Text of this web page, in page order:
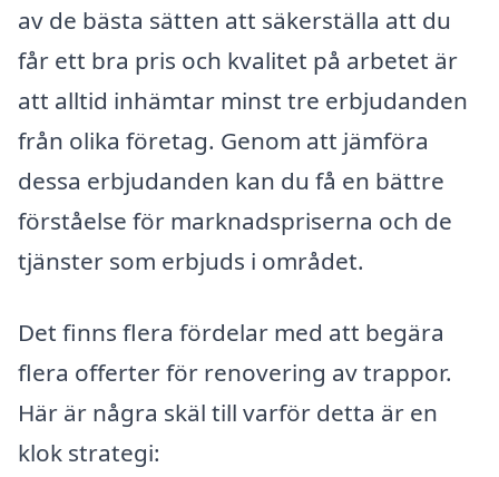
av de bästa sätten att säkerställa att du
får ett bra pris och kvalitet på arbetet är
att alltid inhämtar minst tre erbjudanden
från olika företag. Genom att jämföra
dessa erbjudanden kan du få en bättre
förståelse för marknadspriserna och de
tjänster som erbjuds i området.
Det finns flera fördelar med att begära
flera offerter för renovering av trappor.
Här är några skäl till varför detta är en
klok strategi: